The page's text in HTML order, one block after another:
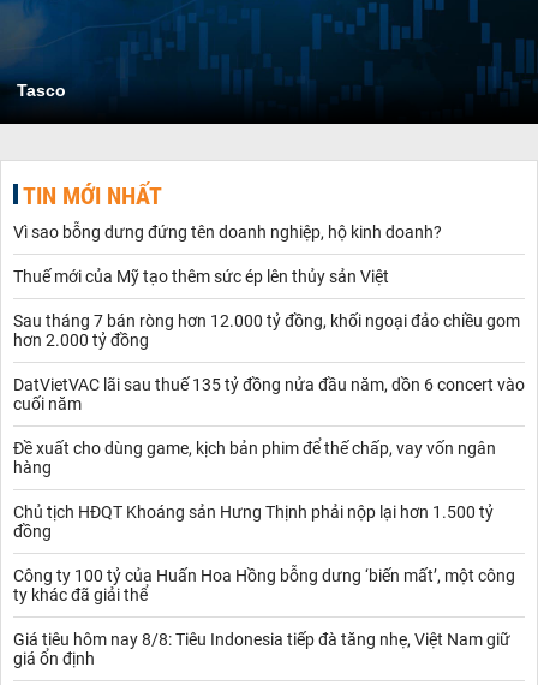
Tasco
TIN MỚI NHẤT
Vì sao bỗng dưng đứng tên doanh nghiệp, hộ kinh doanh?
Thuế mới của Mỹ tạo thêm sức ép lên thủy sản Việt
Sau tháng 7 bán ròng hơn 12.000 tỷ đồng, khối ngoại đảo chiều gom
hơn 2.000 tỷ đồng
DatVietVAC lãi sau thuế 135 tỷ đồng nửa đầu năm, dồn 6 concert vào
cuối năm
Đề xuất cho dùng game, kịch bản phim để thế chấp, vay vốn ngân
hàng
Chủ tịch HĐQT Khoáng sản Hưng Thịnh phải nộp lại hơn 1.500 tỷ
đồng
Công ty 100 tỷ của Huấn Hoa Hồng bỗng dưng ‘biến mất’, một công
ty khác đã giải thể
Giá tiêu hôm nay 8/8: Tiêu Indonesia tiếp đà tăng nhẹ, Việt Nam giữ
giá ổn định